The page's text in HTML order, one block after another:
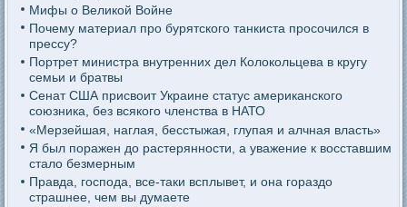
Мифы о Великой Войне
Почему материал про бурятского танкиста просочился в
прессу?
Портрет министра внутренних дел Колокольцева в кругу
семьи и братвы
Сенат США присвоит Украине статус американского
союзника, без всякого членства в НАТО
«Мерзейшая, наглая, бесстыжая, глупая и алчная власть»
Я был поражен до растерянности, а уважение к восставшим
стало безмерным
Правда, господа, все-таки всплывет, и она гораздо
страшнее, чем вы думаете